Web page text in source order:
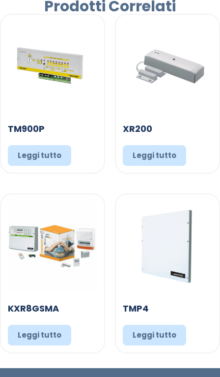
Prodotti Correlati
TM900P
Leggi tutto
XR200
Leggi tutto
KXR8GSMA
Leggi tutto
TMP4
Leggi tutto